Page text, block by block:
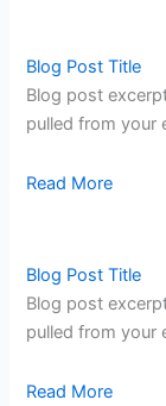
Blog Post Title
Blog post
pulled from your
Read More
Blog Post Title
Blog post
pulled from your
Read More